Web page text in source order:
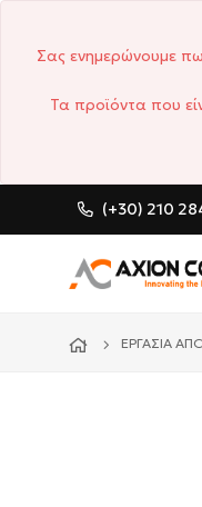
Σας ενημερώνουμε
Τα προϊόντα που
(+30) 210
ΕΡΓΑΣΊΑ